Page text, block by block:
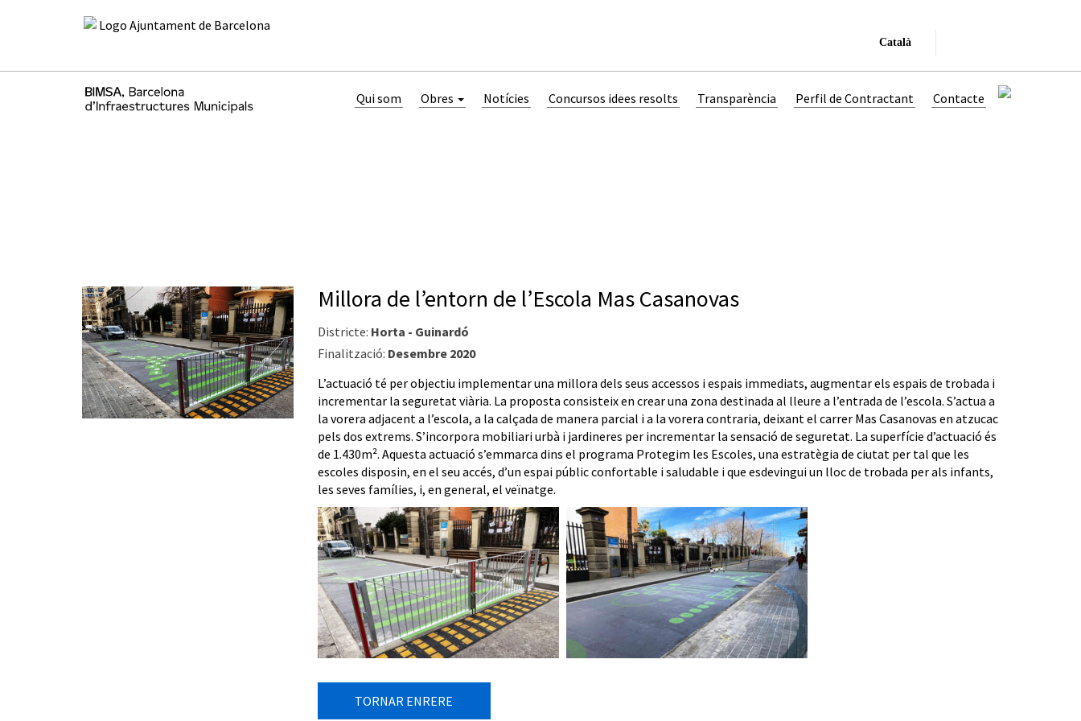
Català
Qui som Obres Notícies Concursos idees resolts Transparència Perfil de Contractant Contacte
Millora de l’entorn de l’Escola Mas Casanovas
Districte: Horta - Guinardó
Finalització: Desembre 2020
L’actuació té per objectiu implementar una millora dels seus accessos i espais immediats, augmentar els espais de trobada i
incrementar la seguretat viària. La proposta consisteix en crear una zona destinada al lleure a l’entrada de l’escola. S’actua a
la vorera adjacent a l’escola, a la calçada de manera parcial i a la vorera contraria, deixant el carrer Mas Casanovas en atzucac
pels dos extrems. S’incorpora mobiliari urbà i jardineres per incrementar la sensació de seguretat. La superfície d’actuació és
de 1.430m². Aquesta actuació s’emmarca dins el programa Protegim les Escoles, una estratègia de ciutat per tal que les
escoles disposin, en el seu accés, d’un espai públic confortable i saludable i que esdevingui un lloc de trobada per als infants,
les seves famílies, i, en general, el veïnatge.
TORNAR ENRERE